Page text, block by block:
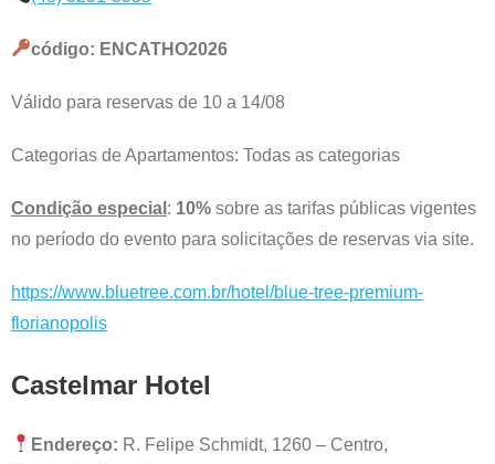
código: ENCATHO2026
Válido para reservas de 10 a 14/08
Categorias de Apartamentos: Todas as categorias
Condição especial : 10% sobre as tarifas públicas vigentes
no período do evento para solicitações de reservas via site.
https://www.bluetree.com.br/hotel/blue-tree-premium-
florianopolis
Castelmar Hotel
Endereço: R. Felipe Schmidt, 1260 – Centro,